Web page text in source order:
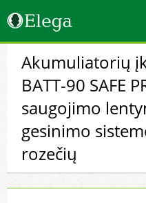
Akumuliatorių
BATT-90 SAFE
saugojimo
gesinimo
rozečių